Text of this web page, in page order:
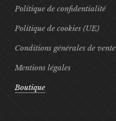
Politique de confidentialité
Politique de cookies (UE)
Conditions générales de vente
Mentions légales
Boutique